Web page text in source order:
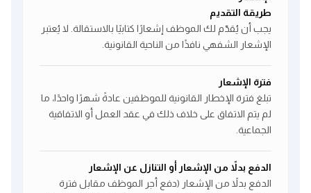
طريقة التقديم
يجب أن يُقدّم لك الموظف إشعارًا كتابيًا بالاستقالة. لا يُعتبر
الإشعار الشفهي نافذًا من الناحية القانونية.
فترة الإشعار
تبلغ فترة الإخطار القانونية للموظفين عادةً شهرًا واحدًا، ما
لم يتم الاتفاق على خلاف ذلك في عقد العمل أو الاتفاقية
الجماعية.
الدفع بدلاً من الإشعار أو التنازل عن الإشعار
الدفع بدلاً من الإشعار (دفع أجر الموظف مقابل فترة